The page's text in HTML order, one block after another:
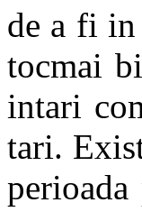
de a fi in
tocmai
intari
tari.